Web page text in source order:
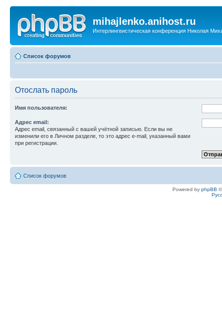
mihajlenko.anihost.ru
Интерлингвистическая конференция Николая
Список форумов
Отослать пароль
Имя пользователя:
Адрес email:
Адрес email, связанный с вашей учётной записью. Если вы не
изменили его в Личном разделе, то это адрес e-mail, указанный вами
при регистрации.
Список форумов
Powered by phpBB